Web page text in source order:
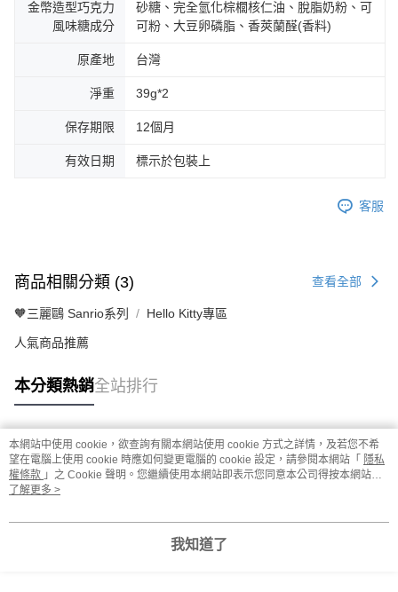
金幣造型巧克力
風味糖成分
砂糖、完全氫化棕櫚核仁油、脫脂奶粉、可
可粉、大豆卵磷脂、香莢蘭醛(香料)
原產地 台灣
淨重 39g*2
保存期限 12個月
有效日期 標示於包裝上
客服
商品相關分類 (3) 查看全部
🧡三麗鷗 Sanrio系列 Hello Kitty專區
人氣商品推薦
本分類熱銷全站排行
熱門標籤
本網站中使用 cookie，欲查詢有關本網站使用 cookie 方式之詳情，及若您不希
望在電腦上使用 cookie 時應如何變更電腦的 cookie 設定，請參閱本網站「 隱私
權條款 」之 Cookie 聲明。您繼續使用本網站即表示您同意本公司得按本網站使
用條款之 Cookie 聲明使用 cookie。
了解更多 >
我知道了